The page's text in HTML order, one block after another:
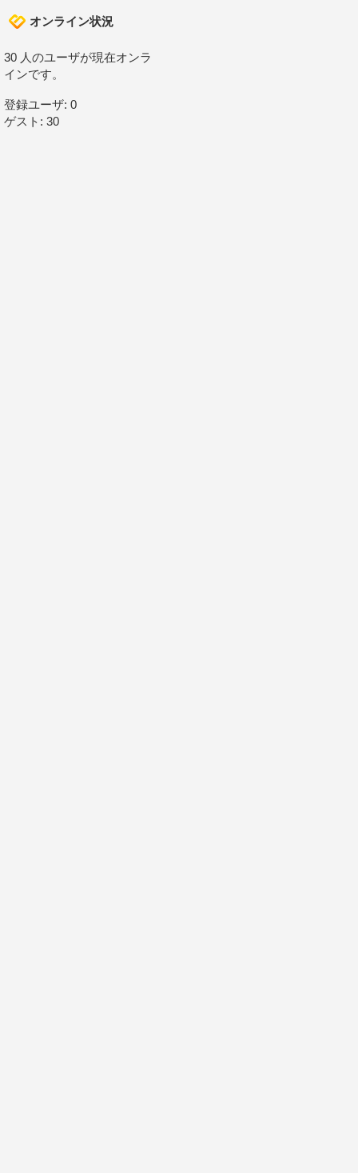
オンライン状況
30 人のユーザが現在オンラ
インです。
登録ユーザ: 0
ゲスト: 30